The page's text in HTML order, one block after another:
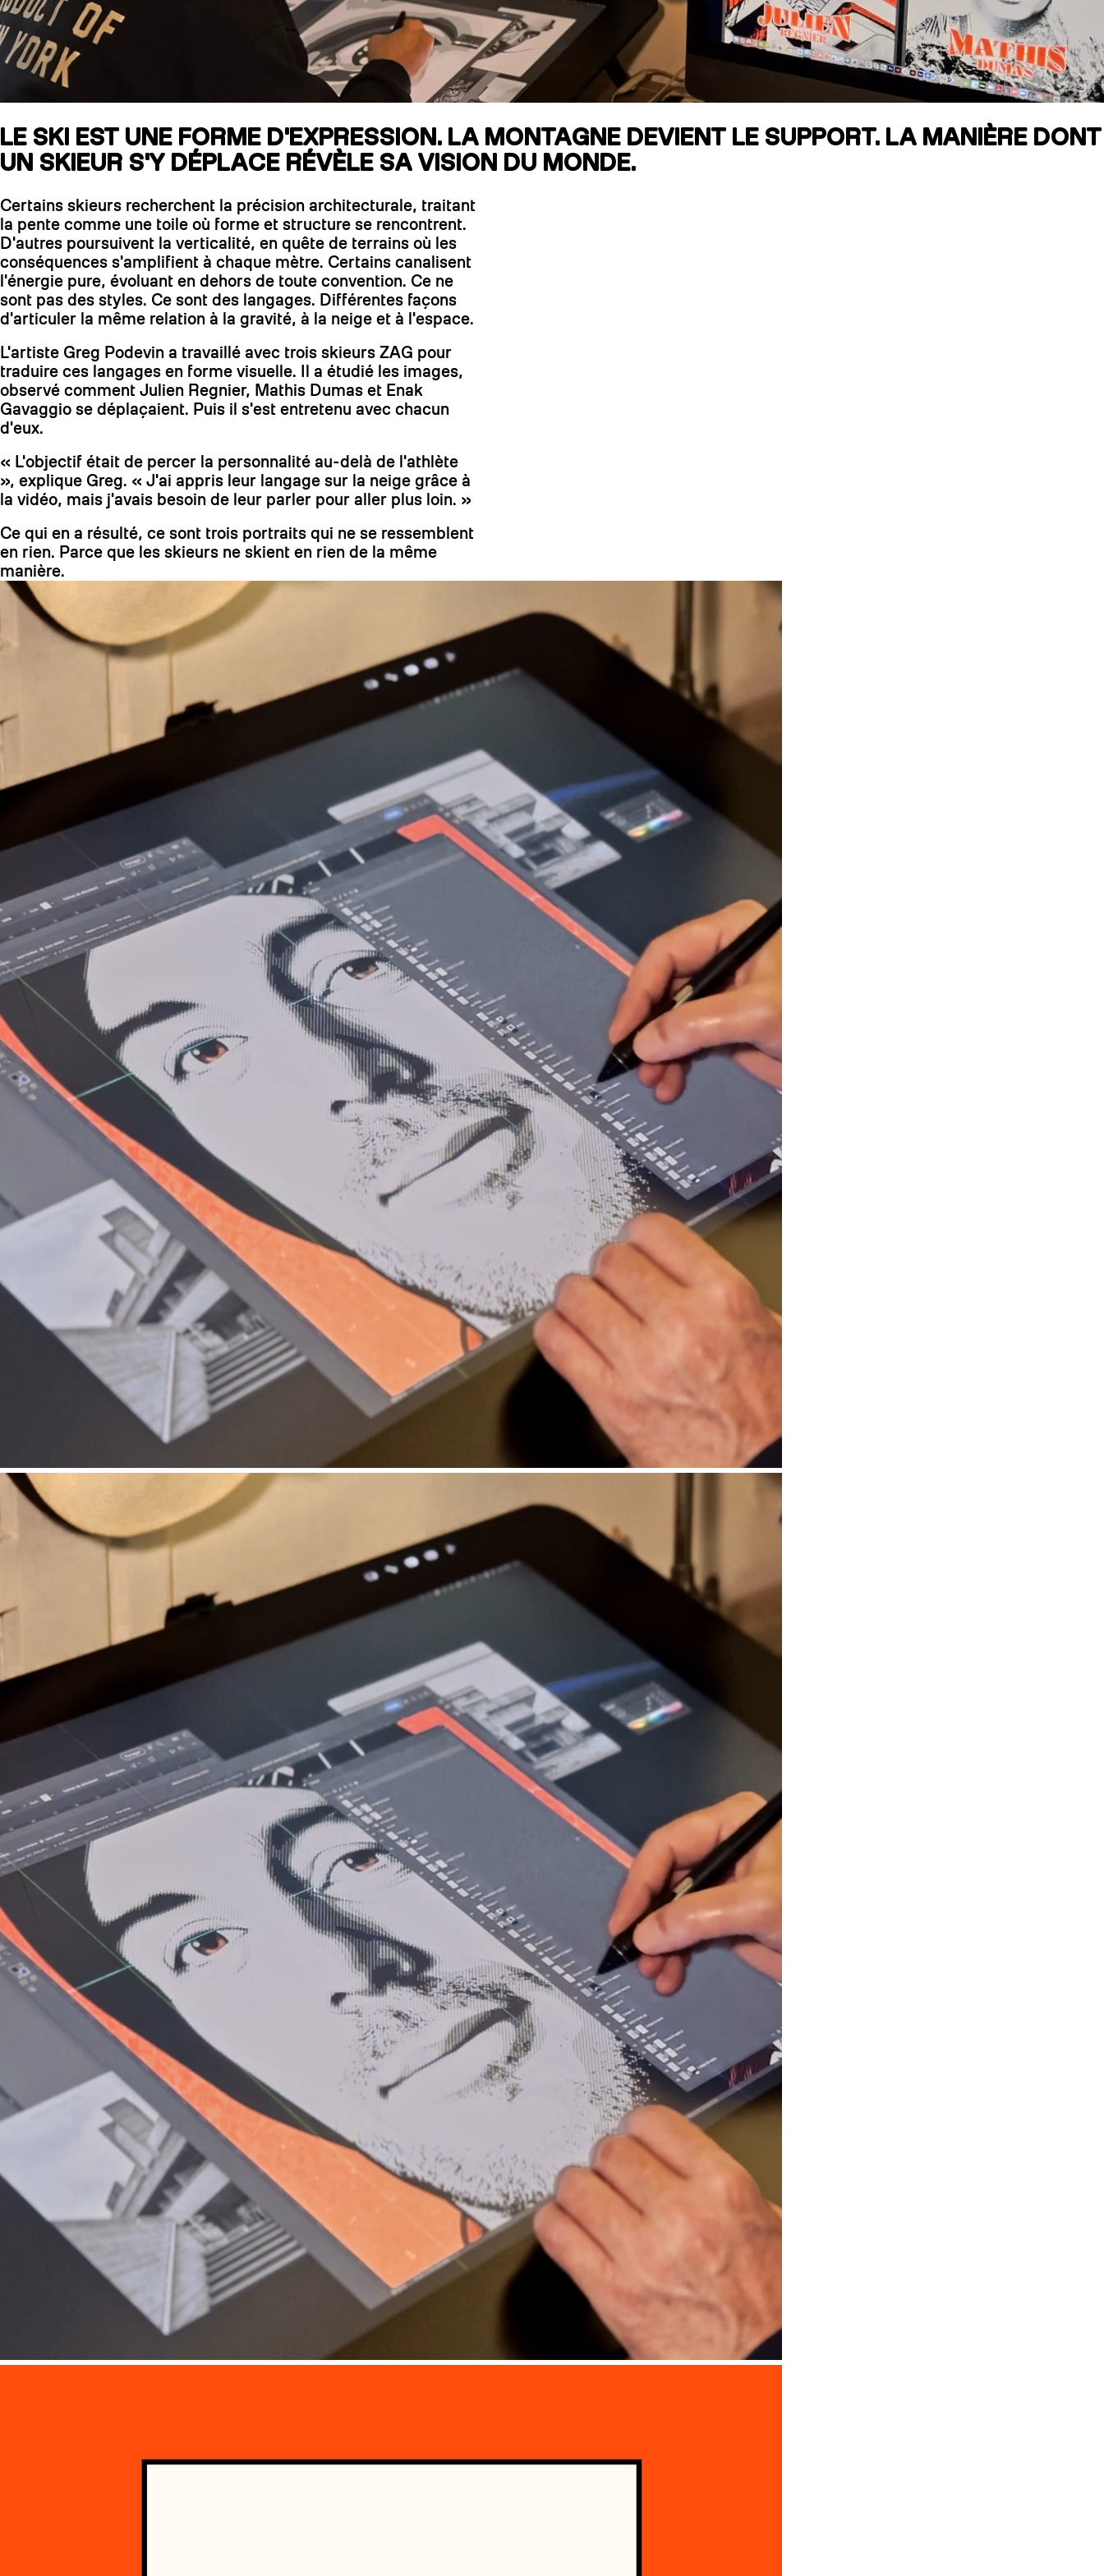
RECHERCHES POPULAIRES
Skis freeride Equipement
LE SKI EST UNE FORME D'EXPRESSION. LA MONTAGNE DEVIENT LE SUPPORT. LA MANIÈRE DONT
UN SKIEUR S'Y DÉPLACE RÉVÈLE SA VISION DU MONDE.
Certains skieurs recherchent la précision architecturale, traitant
la pente comme une toile où forme et structure se rencontrent.
D'autres poursuivent la verticalité, en quête de terrains où les
conséquences s'amplifient à chaque mètre. Certains canalisent
l'énergie pure, évoluant en dehors de toute convention. Ce ne
sont pas des styles. Ce sont des langages. Différentes façons
d'articuler la même relation à la gravité, à la neige et à l'espace.
L'artiste Greg Podevin a travaillé avec trois skieurs ZAG pour
traduire ces langages en forme visuelle. Il a étudié les images,
observé comment Julien Regnier, Mathis Dumas et Enak
Gavaggio se déplaçaient. Puis il s'est entretenu avec chacun
d'eux.
« L'objectif était de percer la personnalité au-delà de l'athlète
», explique Greg. « J'ai appris leur langage sur la neige grâce à
la vidéo, mais j'avais besoin de leur parler pour aller plus loin. »
Ce qui en a résulté, ce sont trois portraits qui ne se ressemblent
en rien. Parce que les skieurs ne skient en rien de la même
manière.